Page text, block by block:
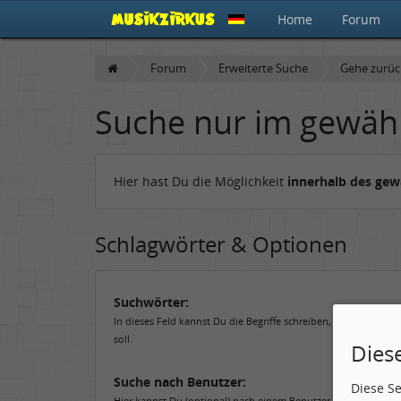
Home Forum
Forum Erweiterte Suche Gehe
Suche nur im
Hier hast Du die Möglichkeit innerhalb des
Schlagwörter & Optionen
Suchwörter:
In dieses Feld kannst Du die Begriffe schreiben, nach denen
soll.
Suche nach Benutzer:
Diese